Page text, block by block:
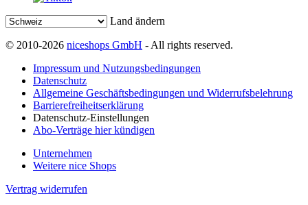
Land ändern
© 2010-2026 niceshops GmbH - All rights reserved.
Impressum und Nutzungsbedingungen
Datenschutz
Allgemeine Geschäftsbedingungen und Widerrufsbelehrung
Barrierefreiheitserklärung
Datenschutz-Einstellungen
Abo-Verträge hier kündigen
Unternehmen
Weitere nice Shops
Vertrag widerrufen